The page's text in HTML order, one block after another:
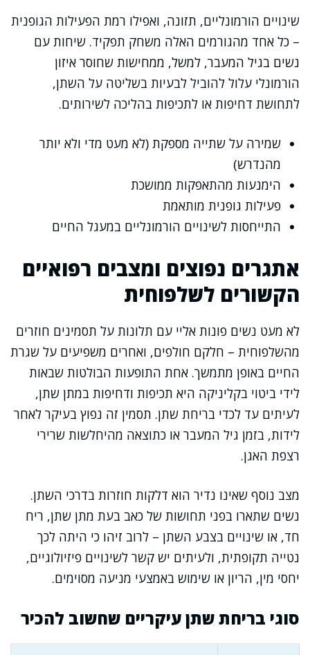
שינויים הורמונליים, תזונה, ואפילו רמת הפעילות הגופנית
– כל אחד מהגורמים האלה משחק תפקיד. שיחות עם
נשים בגיל המעבר, למשל, ממחישות שחוסר איזון
הורמונלי עלול להוביל לבעיות בשליטה על השתן,
לתחושת דחיפות או לתכיפות בהליכה לשירותים.
שמירה על שתייה מספקת (לא מעט מדי ולא יותר
מהנדרש)
הימנעות מהתאפקות ממושכת
פעילות גופנית מותאמת
התייחסות לשינויים הורמונליים במעגל החיים
אתגרים נפוצים ומצבים רפואיים
הקשורים לשלפוחית
לא מעט נשים פונות אליי עם תלונות על תסמינים חוזרים
מהשלפוחית – חלקם חולפים, ואחרים משפיעים על שגרת
החיים באופן מתמשך. אחת התופעות הבולטות שבאות
לידי ביטוי בקליניקה היא תכיפות ודחיפות במתן שתן,
לעיתים עד לכדי בריחת שתן. תסמין זה נפוץ בעיקר לאחר
לידות, בזמן גיל המעבר או כתוצאה מהיחלשות שרירי
רצפת האגן.
מצב נוסף שאינו נדיר הוא דלקות חוזרות בדרכי השתן.
נשים שתארו בפני תחושות של כאב בעת מתן שתן, ריח
חד, או שינויים בצבע השתן – לרוב זיהו כי היתה לכך
נטייה תקופתית, ולעיתים יש קשר לשינויים פיזיולוגיים,
יחסי מין, הריון או שימוש באמצעי מניעה מסוימים.
סוגי בריחת שתן עיקריים שחשוב להכיר